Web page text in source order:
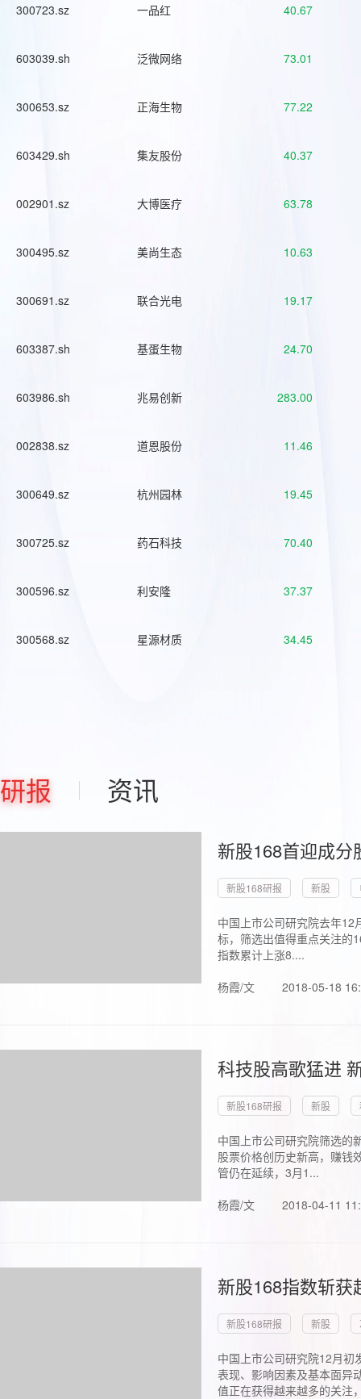
300723.sz 一品红 40.67
603039.sh 泛微网络 73.01
300653.sz 正海生物 77.22
603429.sh 集友股份 40.37
002901.sz 大博医疗 63.78
300495.sz 美尚生态 10.63
300691.sz 联合光电 19.17
603387.sh 基蛋生物 24.70
603986.sh 兆易创新 283.00
002838.sz 道恩股份 11.46
300649.sz 杭州园林 19.45
300725.sz 药石科技 70.40
300596.sz 利安隆 37.37
300568.sz 星源材质 34.45
研报 资讯
新股168首迎成
新股168研报 新股
中国上市公司研究院去年
标，筛选出值得重点关注的
指数累计上涨8....
杨霞/文
2018-05-18
科技股高歌猛进
新股168研报 新股
中国上市公司研究院筛选的
股票价格创历史新高，赚钱
管仍在延续，3月1...
杨霞/文
2018-04-11
新股168指数斩
新股168研报 新股
中国上市公司研究院12月初
表现、影响因素及基本面异
值正在获得越来越多的关注